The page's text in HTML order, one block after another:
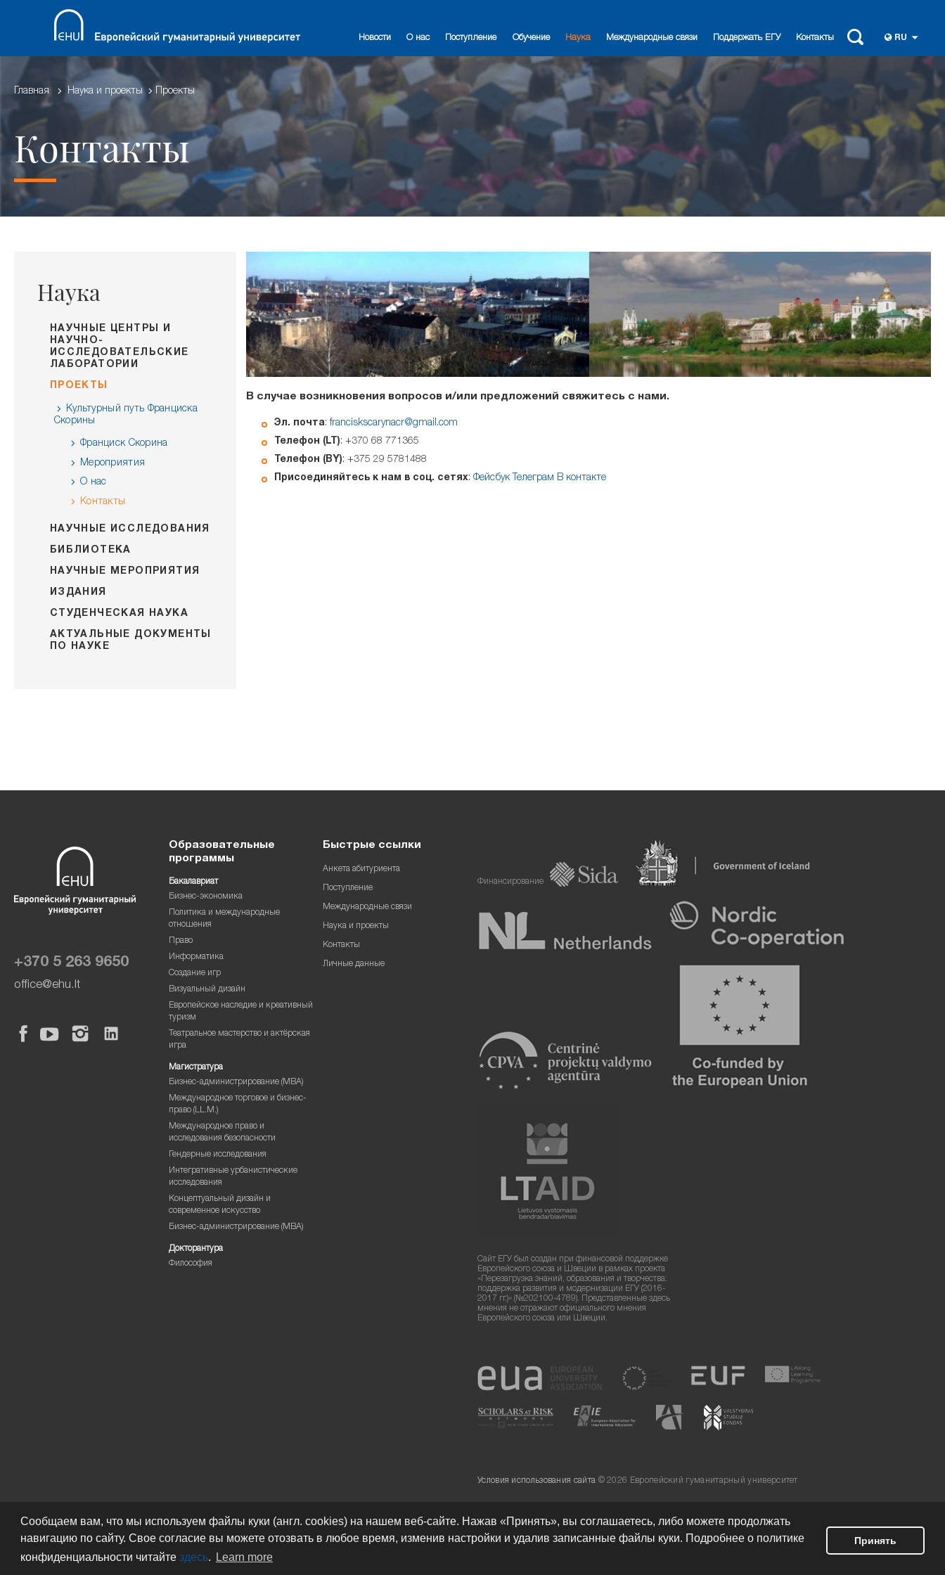
Новости О нас Поступление Обучение Наука Международные связи Поддержать ЕГУ Контакты RU
Главная Наука и проекты Проекты
Контакты
Наука
НАУЧНЫЕ ЦЕНТРЫ И
НАУЧНО-
ИССЛЕДОВАТЕЛЬСКИЕ
ЛАБОРАТОРИИ
ПРОЕКТЫ
Культурный путь Франциска
Скорины
Франциск Скорина
Мероприятия
О нас
Контакты
НАУЧНЫЕ ИССЛЕДОВАНИЯ
БИБЛИОТЕКА
НАУЧНЫЕ МЕРОПРИЯТИЯ
ИЗДАНИЯ
СТУДЕНЧЕСКАЯ НАУКА
АКТУАЛЬНЫЕ ДОКУМЕНТЫ
ПО НАУКЕ
В случае возникновения вопросов и/или предложений свяжитесь с нами.
Эл. почта:franciskscarynacr@gmail.com
Телефон (LT): +370 68 771365
Телефон (BY): +375 29 5781488
Присоединяйтесь к нам в соц. сетях: Фейсбук Телеграм В контакте
+370 5 263 9650
office@ehu.lt
Образовательные
программы
Бакалавриат
Бизнес-экономика
Политика и международные
отношения
Право
Информатика
Создание игр
Визуальный дизайн
Европейское наследие и креативный
туризм
Театральное мастерство и актёрская
игра
Магистратура
Бизнес-администрирование (MBA)
Международное торговое и бизнес-
право (LL.M.)
Международное право и
исследования безопасности
Гендерные исследования
Интегративные урбанистические
исследования
Концептуальный дизайн и
современное искусство
Бизнес-администрирование (MBA)
Докторантура
Философия
Быстрые ссылки
Анкета абитуриента
Поступление
Международные связи
Наука и проекты
Контакты
Личные данные
Финансирование
Сайт ЕГУ был создан при финансовой поддержке
Европейского союза и Швеции в рамках проекта
«Перезагрузка знаний, образования и творчества:
поддержка развития и модернизации ЕГУ (2016-
2017 гг.)» (№202100-4789). Представленные здесь
мнения не отражают официального мнения
Европейского союза или Швеции.
Условия использования сайта © 2026 Европейский гуманитарный университет
Разработка сайта:
Сообщаем вам, что мы используем файлы куки (англ. cookies) на нашем веб-сайте. Нажав «Принять», вы соглашаетесь, либо можете продолжать
навигацию по сайту. Свое согласие вы можете отозвать в любое время, изменив настройки и удалив записанные файлы куки. Подробнее о политике
конфиденциальности читайте здесь. Learn more
Принять